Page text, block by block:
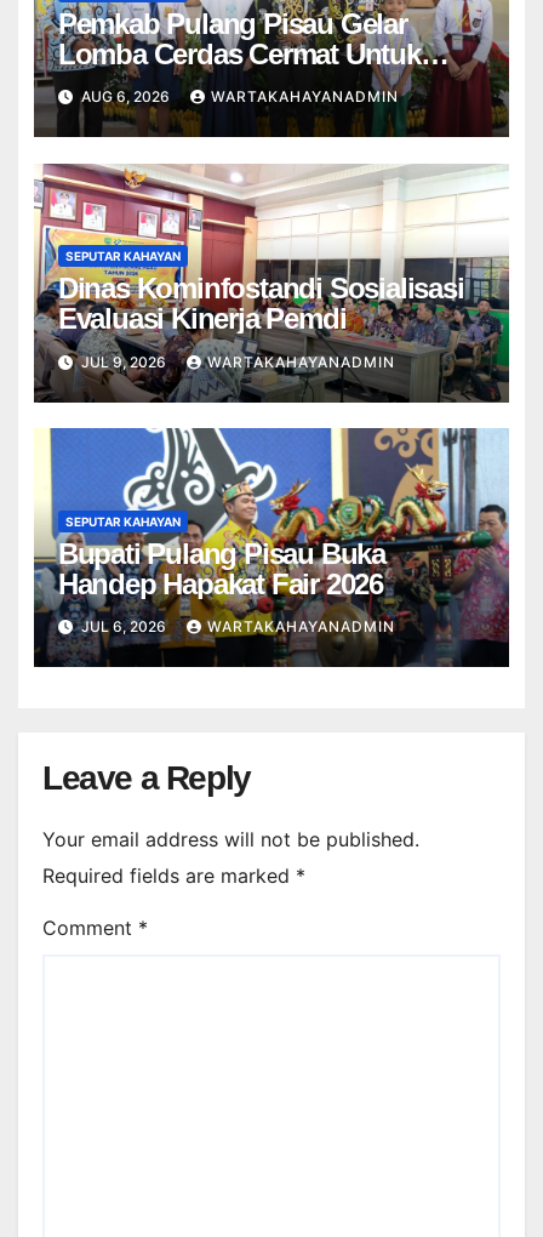
Pemkab Pulang Pisau Gelar
Lomba Cerdas Cermat Untuk
Pelajar
AUG 6, 2026 WARTAKAHAYANADMIN
SEPUTAR KAHAYAN
Dinas Kominfostandi Sosialisasi
Evaluasi Kinerja Pemdi
JUL 9, 2026 WARTAKAHAYANADMIN
SEPUTAR KAHAYAN
Bupati Pulang Pisau Buka
Handep Hapakat Fair 2026
JUL 6, 2026 WARTAKAHAYANADMIN
Leave a Reply
Your email address will not be published.
Required fields are marked *
Comment *